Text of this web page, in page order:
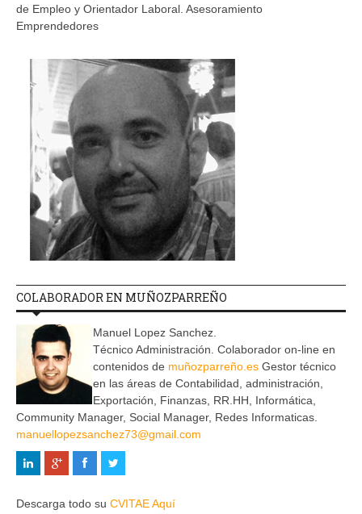
de Empleo y Orientador Laboral. Asesoramiento
Emprendedores
COLABORADOR EN MUÑOZPARREÑO
Manuel Lopez Sanchez.
Técnico Administración. Colaborador on-line en
contenidos de muñozparreño.es Gestor técnico
en las áreas de Contabilidad, administración,
Exportación, Finanzas, RR.HH, Informática,
Community Manager, Social Manager, Redes Informaticas.
manuellopezsanchez73@gmail.com
Descarga todo su CVITAE Aquí